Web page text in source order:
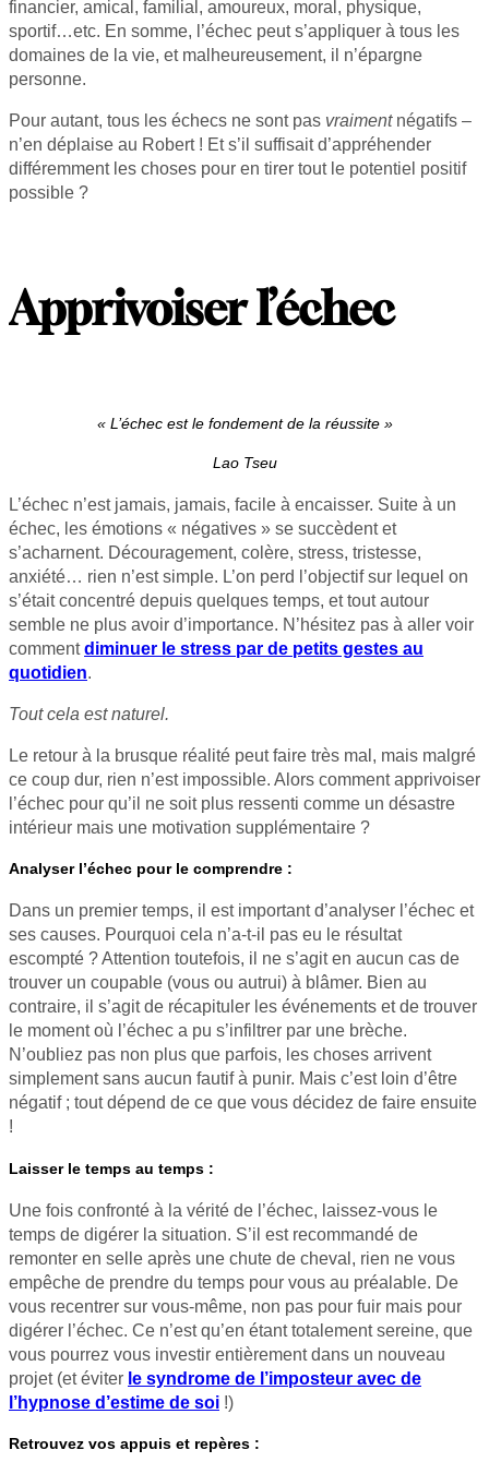
financier, amical, familial, amoureux, moral, physique,
sportif…etc. En somme, l’échec peut s’appliquer à tous les
domaines de la vie, et malheureusement, il n’épargne
personne.
Pour autant, tous les échecs ne sont pas vraimentnégatifs –
n’en déplaise au Robert ! Et s’il suffisait d’appréhender
différemment les choses pour en tirer tout le potentiel positif
possible ?
Apprivoiser l’échec
« L’échec est le fondement de la réussite »
Lao Tseu
L’échec n’est jamais, jamais, facile à encaisser. Suite à un
échec, les émotions « négatives » se succèdent et
s’acharnent. Découragement, colère, stress, tristesse,
anxiété… rien n’est simple. L’on perd l’objectif sur lequel on
s’était concentré depuis quelques temps, et tout autour
semble ne plus avoir d’importance. N’hésitez pas à aller voir
commentdiminuer le stress par de petits gestes au
quotidien.
Tout cela est naturel.
Le retour à la brusque réalité peut faire très mal, mais malgré
ce coup dur, rien n’est impossible. Alors comment apprivoiser
l’échec pour qu’il ne soit plus ressenti comme un désastre
intérieur mais une motivation supplémentaire ?
Analyser l’échec pour le comprendre :
Dans un premier temps, il est important d’analyser l’échec et
ses causes. Pourquoi cela n’a-t-il pas eu le résultat
escompté ? Attention toutefois, il ne s’agit en aucun cas de
trouver un coupable (vous ou autrui) à blâmer. Bien au
contraire, il s’agit de récapituler les événements et de trouver
le moment où l’échec a pu s’infiltrer par une brèche.
N’oubliez pas non plus que parfois, les choses arrivent
simplement sans aucun fautif à punir. Mais c’est loin d’être
négatif ; tout dépend de ce que vous décidez de faire ensuite
!
Laisser le temps au temps :
Une fois confronté à la vérité de l’échec, laissez-vous le
temps de digérer la situation. S’il est recommandé de
remonter en selle après une chute de cheval, rien ne vous
empêche de prendre du temps pour vous au préalable. De
vous recentrer sur vous-même, non pas pour fuir mais pour
digérer l’échec. Ce n’est qu’en étant totalement sereine, que
vous pourrez vous investir entièrement dans un nouveau
projet (et éviter le syndrome de l’imposteur avec de
l’hypnose d’estime de soi !)
Retrouvez vos appuis et repères :